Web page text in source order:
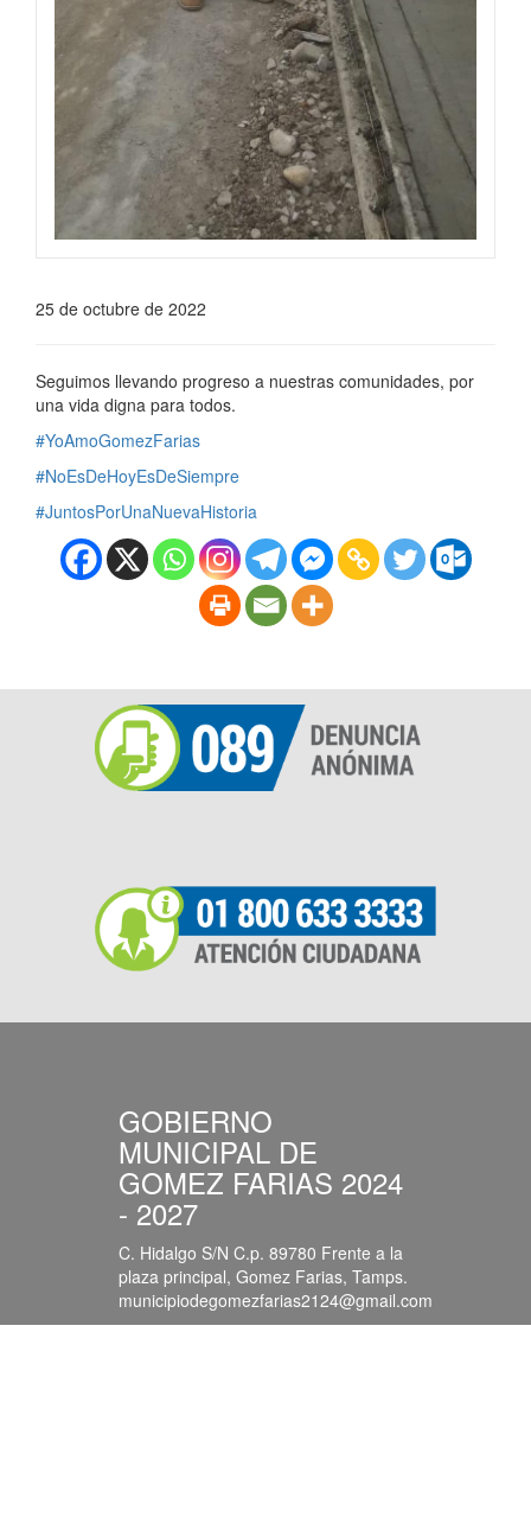
25 de octubre de 2022
Seguimos llevando progreso a nuestras comunidades, por
una vida digna para todos.
#YoAmoGomezFarias
#NoEsDeHoyEsDeSiempre
#JuntosPorUnaNuevaHistoria
GOBIERNO
MUNICIPAL DE
GOMEZ FARIAS 2024
- 2027
C. Hidalgo S/N C.p. 89780 Frente a la
plaza principal, Gomez Farias, Tamps.
municipiodegomezfarias2124@gmail.com